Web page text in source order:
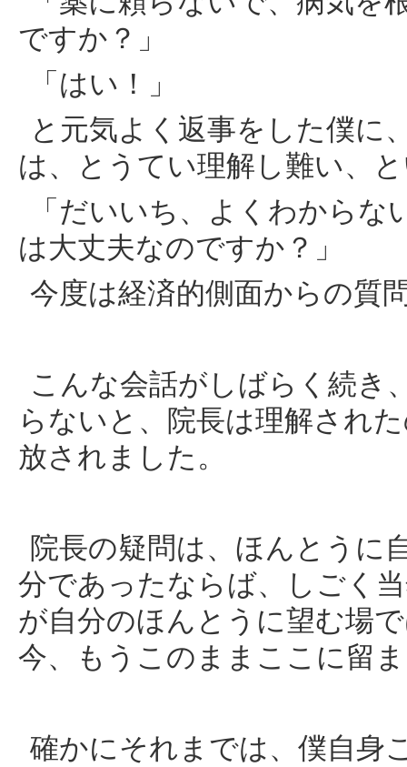
ですか？」
「はい！」
と元気よく返事をした僕に
は、とうてい理解し難い、
「だいいち、よくわから
は大丈夫なのですか？」
今度は経済的側面からの質
こんな会話がしばらく続き
らないと、院長は理解され
放されました。
院長の疑問は、ほんとうに
分であったならば、しごく
が自分のほんとうに望む場
今、もうこのままここに留
確かにそれまでは、僕自身